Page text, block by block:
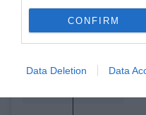
CONFIRM
Data Deletion Data